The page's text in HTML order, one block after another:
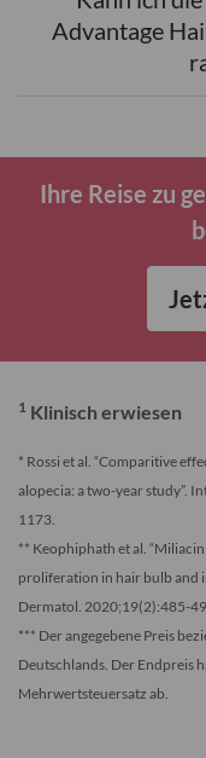
Advantage
Ihre Reise zu
1 Klinisch erwiesen
* Rossi et al. “Comparitive
alopecia: a two-year study”.
1173.
** Keophiphath et al.
proliferation in hair bulb and
Dermatol. 2020;19(2):485-
*** Der angegebene Preis
Deutschlands. Der Endpreis
Mehrwertsteuersatz ab.